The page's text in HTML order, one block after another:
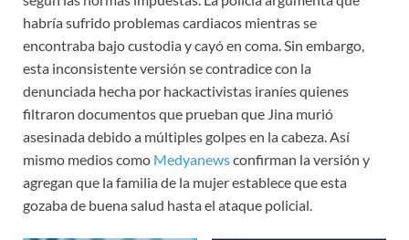
habría sufrido problemas cardiacos mientras se
encontraba bajo custodia y cayó en coma. Sin embargo,
esta inconsistente versión se contradice con la
denunciada hecha por hackactivistas iraníes quienes
filtraron documentos que prueban que Jina murió
asesinada debido a múltiples golpes en la cabeza. Así
mismo medios como Medyanewsconfirman la versión y
agregan que la familia de la mujer establece que esta
gozaba de buena salud hasta el ataque policial.